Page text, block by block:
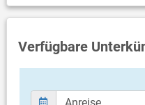
Wasserski (gegen
Paddel- u.
Nächster Strand /
Selce. Insbesondere
Verfügbare